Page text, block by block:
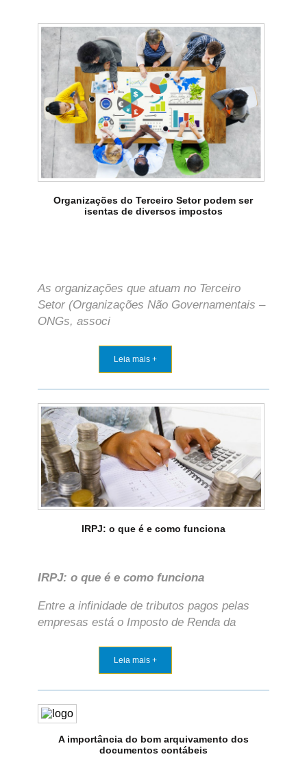
Organizações do Terceiro Setor podem ser
isentas de diversos impostos
As organizações que atuam no Terceiro
Setor (Organizações Não Governamentais –
ONGs, associ
Leia mais +
IRPJ: o que é e como funciona
IRPJ: o que é e como funciona
Entre a infinidade de tributos pagos pelas
empresas está o Imposto de Renda da
Leia mais +
A importância do bom arquivamento dos
documentos contábeis